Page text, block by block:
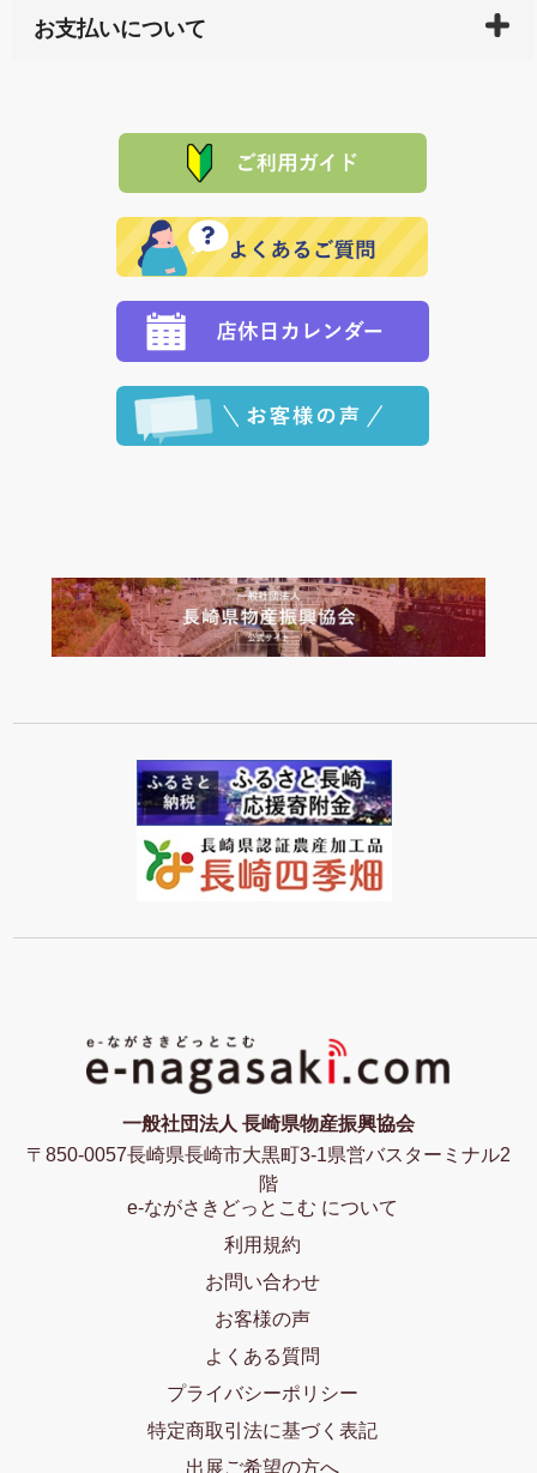
サイト内で購入された商品の送料は、こちらの
全国送
れの生産メーカーからお客様の元へ直送いたしますの
で、 それぞれ個別に送料が必要になります。
または配送途中の 事故などで不都合が生じている場合
品代金を返金いたします。）
その際は誠に申し訳ありませんが、当協会までご注文
願いいたします。
お支払いについて
た場合、お客様からの ご入金を確認した後で、商品を
※「クレジットカード」「PayPay」「楽天ペイ」を指
定された場合は、準備出来次第の便にてお送りいたし
ます。 （到着日指定をされている場合は、ご指定の日
程に合わせてお届けいたします。）
一般社団法人 長崎県物産振興協会
〒850-0057長崎県長崎市大黒町3-1県営バスターミナル2
階
e-ながさきどっとこむ について
利用規約
お問い合わせ
お客様の声
よくある質問
プライバシーポリシー
特定商取引法に基づく表記
出展ご希望の方へ